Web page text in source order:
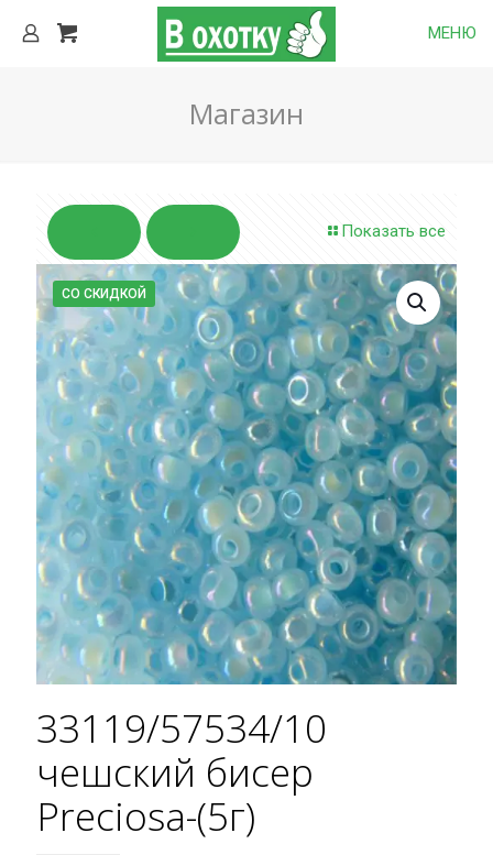
МЕНЮ
Магазин
Показать все
СО СКИДКОЙ
33119/57534/10
чешский бисер
Preciosa-(5г)